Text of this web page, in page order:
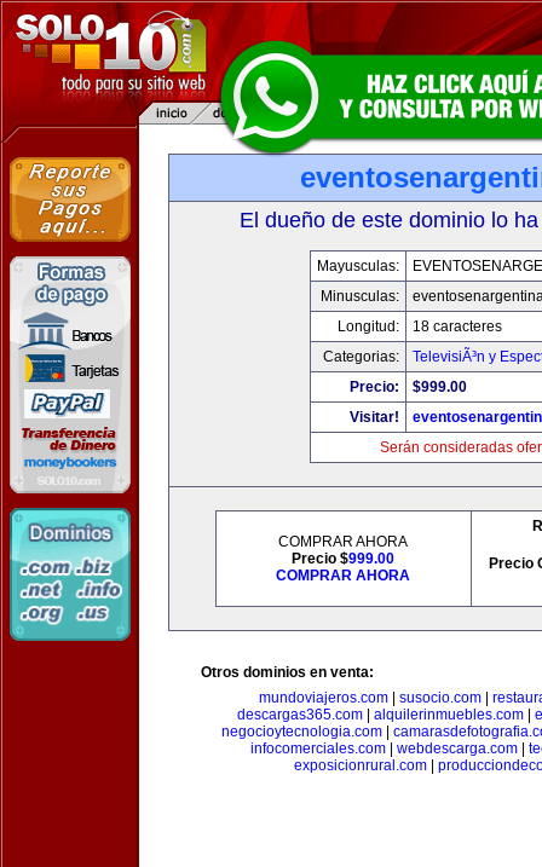
El dueño de este dominio lo
Mayusculas:
Minusculas:
Longitud:
18 caracteres
Categorias:
TelevisiÃ³n y
Precio:
$999.00
Visitar!
Serán consideradas
COMPRAR AHORA
Precio $999.00
COMPRAR AHORA
Precio
Otros dominios en venta:
mundoviajeros.com| susocio.com|
descargas365.com| alquilerinmuebles.com|
negocioytecnologia.com
infocomerciales.com| webdescarga.com|
exposicionrural.com